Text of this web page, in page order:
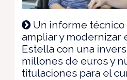
Un informe
ampliar y modernizar
Estella con una
millones de euros y
titulaciones para el